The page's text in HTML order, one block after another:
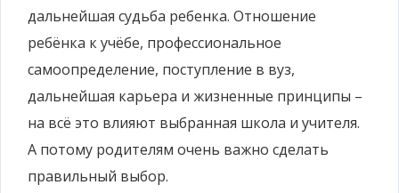
дальнейшая судьба ребенка. Отношение
ребёнка к учёбе, профессиональное
самоопределение, поступление в вуз,
дальнейшая карьера и жизненные принципы –
на всё это влияют выбранная школа и учителя.
А потому родителям очень важно сделать
правильный выбор.